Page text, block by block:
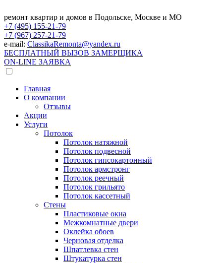
ремонт квартир и домов в Подольске, Москве и МО
+7 (495) 155-21-79
+7 (967) 257-21-79
e-mail: ClassikaRemonta@yandex.ru
БЕСПЛАТНЫЙ ВЫЗОВ ЗАМЕРЩИКА
ON-LINE ЗАЯВКА
Главная
О компании
Отзывы
Акции
Услуги
Потолок
Потолок натяжной
Потолок подвесной
Потолок гипсокартонный
Потолок армстронг
Потолок реечный
Потолок грильято
Потолок кассетный
Стены
Пластиковые окна
Межкомнатные двери
Оклейка обоев
Черновая отделка
Шпатлевка стен
Штукатурка стен